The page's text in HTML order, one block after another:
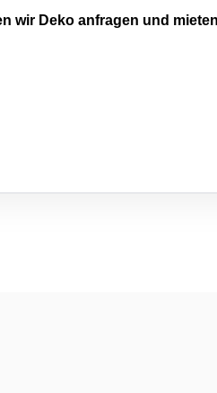
wir Deko anfragen und